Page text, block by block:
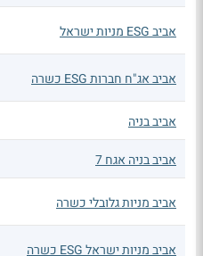
אביב ESG מניות ישראל
אביב אג"ח חברות ESG כשרה
אביב בניה
אביב בניה אגח 7
אביב מניות גלובלי כשרה
אביב מניות ישראל ESG כשרה